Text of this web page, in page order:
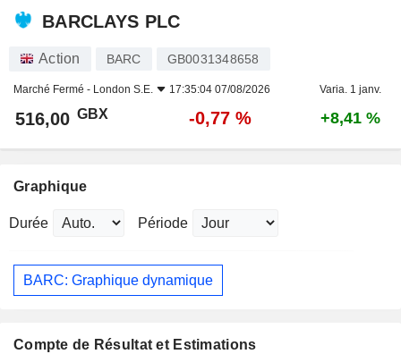
BARCLAYS PLC
Action BARC GB0031348658
Marché Fermé - London S.E. 17:35:04 07/08/2026 Varia. 1 janv.
516,00 GBX -0,77 % +8,41 %
Graphique
Durée Période
BARC: Graphique dynamique
Compte de Résultat et Estimations